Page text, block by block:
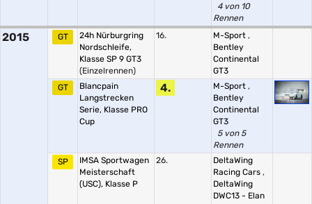
4 von 10
Rennen
2015 GT
24h Nürburgring
Nordschleife,
Klasse SP 9 GT3
(Einzelrennen)
16. M-Sport ,
Bentley
Continental
GT3
GT
Blancpain
Langstrecken
Serie, Klasse PRO
Cup
4. M-Sport ,
Bentley
Continental
GT3
5 von 5
Rennen
SP
IMSA Sportwagen
Meisterschaft
(USC), Klasse P
26.
DeltaWing
Racing Cars ,
DeltaWing
DWC13 - Elan